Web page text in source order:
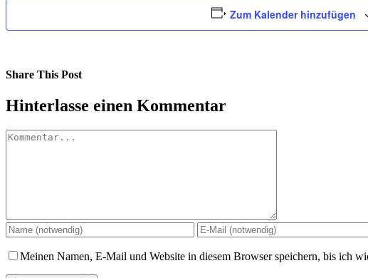
Zum Kalender hinzufügen
Share This Post
Facebook
X
LinkedIn
Pinterest
Hinterlasse einen Kommentar
Kommentar
Meinen Namen, E-Mail und Website in diesem Browser speichern, bis ich